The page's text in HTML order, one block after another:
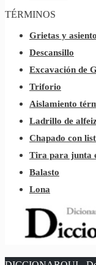
TÉRMINOS
Grietas y
Descansillo
Excavación de
Triforio
Aislamiento
Ladrillo de
Chapado con
Tira para junta
Balasto
Lona